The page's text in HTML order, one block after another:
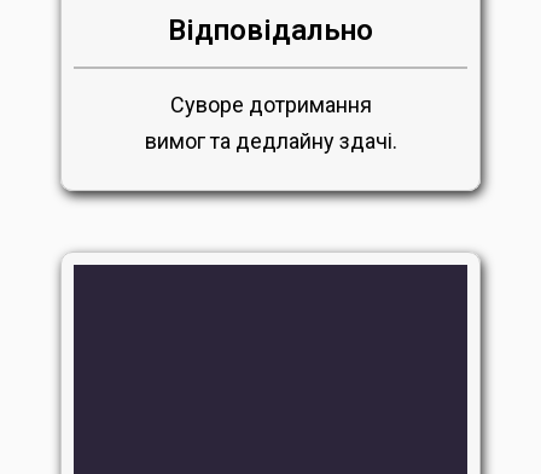
Відповідально
Суворе дотримання
вимог та дедлайну здачі.